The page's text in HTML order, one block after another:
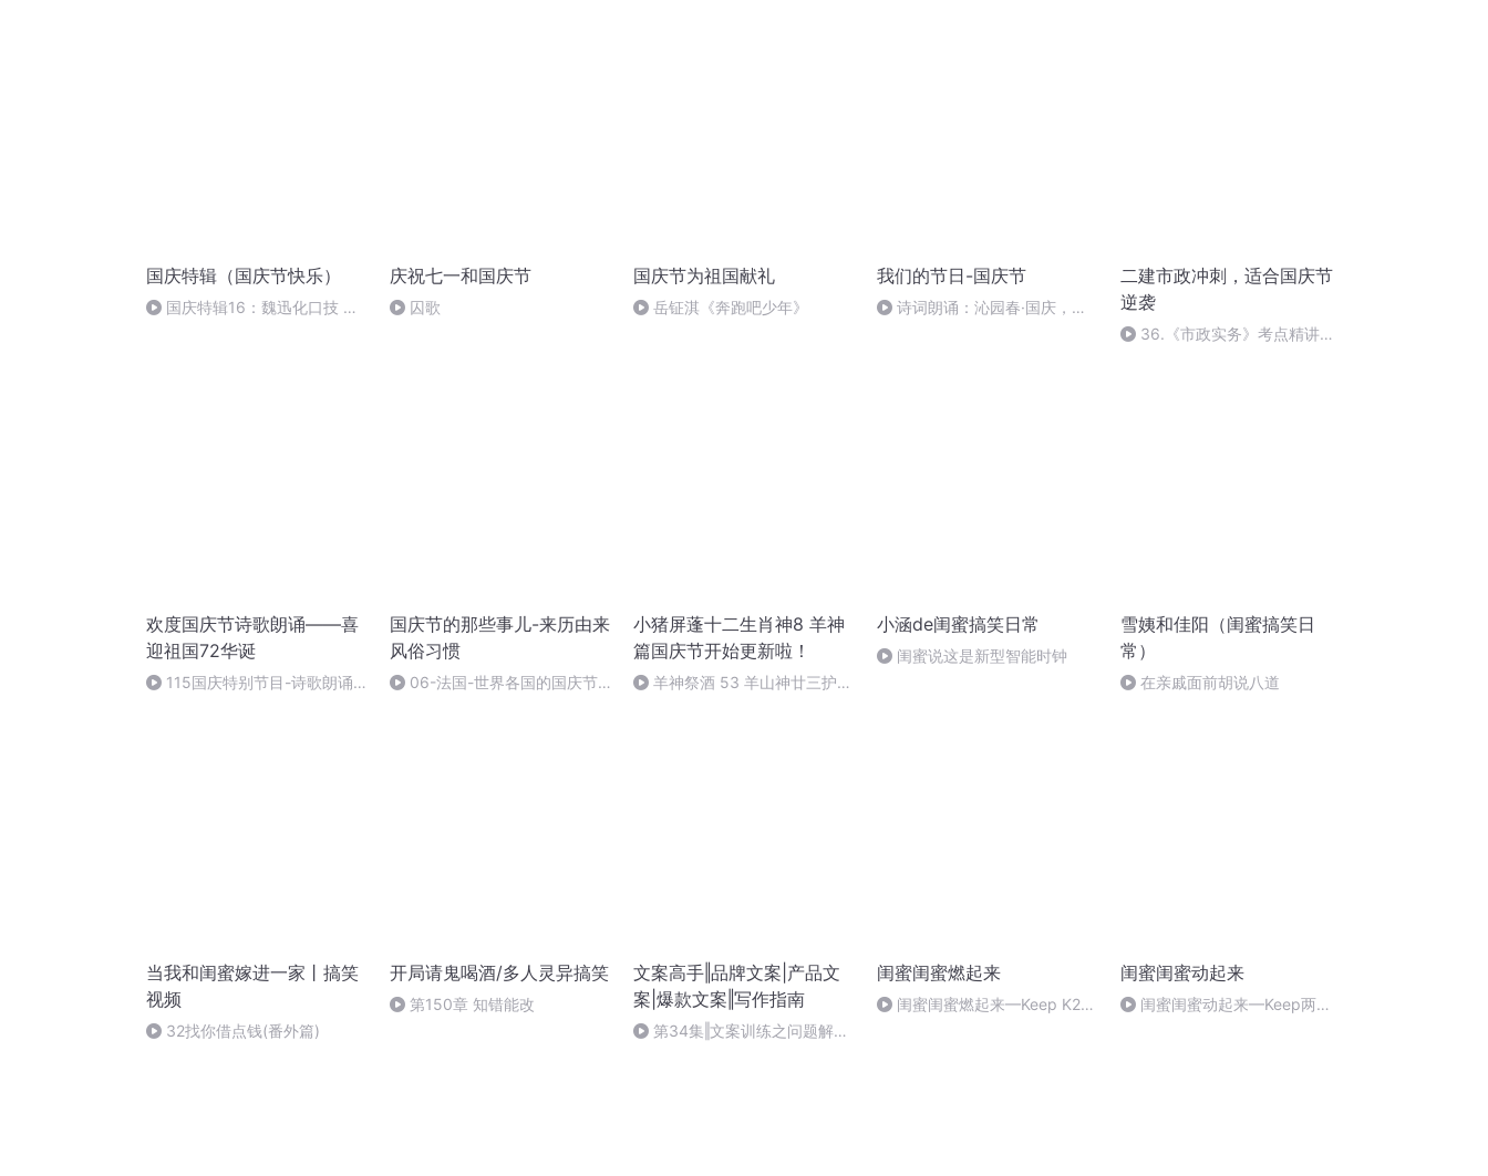
国庆特辑（国庆节快乐）
国庆特辑16：魏迅化口技 二
庆祝七一和国庆节
囚歌
国庆节为祖国献礼
岳钲淇《奔跑吧少年》
我们的节日-国庆节
诗词朗诵：沁园春·国庆，朗
二建市政冲刺，适合国庆节
逆袭
36.《市政实务》考点精讲第
欢度国庆节诗歌朗诵——喜
迎祖国72华诞
115国庆特别节目-诗歌朗诵-
国庆节的那些事儿-来历由来
风俗习惯
06-法国-世界各国的国庆节-
小猪屏蓬十二生肖神8 羊神
篇国庆节开始更新啦！
羊神祭酒 53 羊山神廿三护祭
小涵de闺蜜搞笑日常
闺蜜说这是新型智能时钟
雪姨和佳阳（闺蜜搞笑日
常）
在亲戚面前胡说八道
当我和闺蜜嫁进一家丨搞笑
视频
32找你借点钱(番外篇)
开局请鬼喝酒/多人灵异搞笑
第150章 知错能改
文案高手‖品牌文案|产品文
案|爆款文案‖写作指南
第34集‖文案训练之问题解决
闺蜜闺蜜燃起来
闺蜜闺蜜燃起来—Keep K2
闺蜜闺蜜动起来
闺蜜闺蜜动起来—Keep两周